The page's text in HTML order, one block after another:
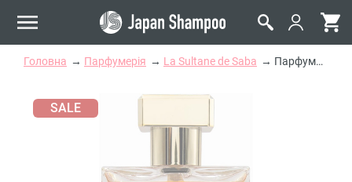
Головна Парфумерія La Sultane de Saba Парфумована Вода «Амбра, Мускус і Сандал» La Sultane de Saba Voyage Orient Eau De Parfum Amber Musk Sandalwood
SALE